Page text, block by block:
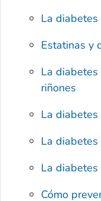
La diabetes
Estatinas y
La
riñones
La
La
La
Cómo